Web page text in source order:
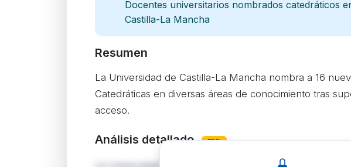
Docentes universitarios nombrados catedráticos
Castilla-La Mancha
Resumen
La Universidad de Castilla-La Mancha nombra a 16
Catedráticas en diversas áreas de conocimiento tras
acceso.
Análisis detallado PRO